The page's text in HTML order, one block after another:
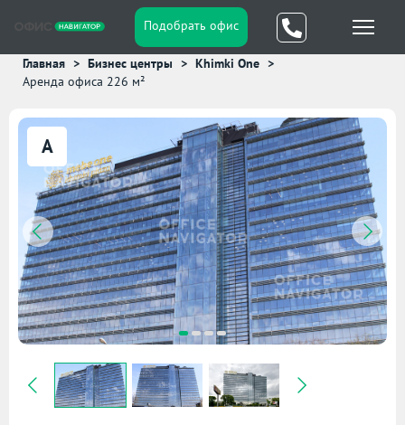
Подобрать офис
Главная Бизнес центры
Khimki One
Аренда офиса 226 м²
A